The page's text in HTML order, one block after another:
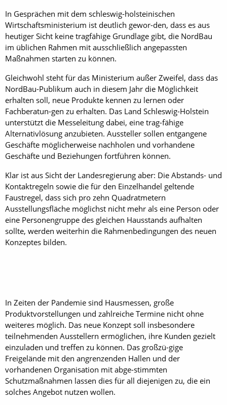
In Gesprächen mit dem schleswig-holsteinischen
Wirtschaftsministerium ist deutlich gewor-den, dass es aus
heutiger Sicht keine tragfähige Grundlage gibt, die NordBau
im üblichen Rahmen mit ausschließlich angepassten
Maßnahmen starten zu können.
Gleichwohl steht für das Ministerium außer Zweifel, dass das
NordBau-Publikum auch in diesem Jahr die Möglichkeit
erhalten soll, neue Produkte kennen zu lernen oder
Fachberatun-gen zu erhalten. Das Land Schleswig-Holstein
unterstützt die Messeleitung dabei, eine trag-fähige
Alternativlösung anzubieten. Aussteller sollen entgangene
Geschäfte möglicherweise nachholen und vorhandene
Geschäfte und Beziehungen fortführen können.
Klar ist aus Sicht der Landesregierung aber: Die Abstands- und
Kontaktregeln sowie die für den Einzelhandel geltende
Faustregel, dass sich pro zehn Quadratmetern
Ausstellungsfläche möglichst nicht mehr als eine Person oder
eine Personengruppe des gleichen Hausstands aufhalten
sollte, werden weiterhin die Rahmenbedingungen des neuen
Konzeptes bilden.
In Zeiten der Pandemie sind Hausmessen, große
Produktvorstellungen und zahlreiche Termine nicht ohne
weiteres möglich. Das neue Konzept soll insbesondere
teilnehmenden Ausstellern ermöglichen, ihre Kunden gezielt
einzuladen und treffen zu können. Das großzü-gige
Freigelände mit den angrenzenden Hallen und der
vorhandenen Organisation mit abge-stimmten
Schutzmaßnahmen lassen dies für all diejenigen zu, die ein
solches Angebot nutzen wollen.